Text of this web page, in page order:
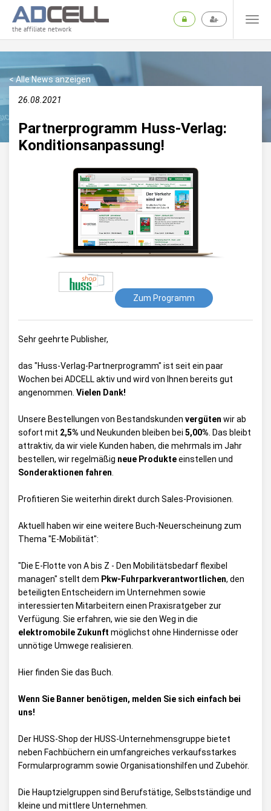
the affiliate network
< Alle News anzeigen
26.08.2021
Partnerprogramm Huss-Verlag:
Konditionsanpassung!
Zum Programm
Sehr geehrte Publisher,
das "Huss-Verlag-Partnerprogramm" ist seit ein paar
Wochen bei ADCELL aktiv und wird von Ihnen bereits gut
angenommen. Vielen Dank!
Unsere Bestellungen von Bestandskunden vergüten wir ab
sofort mit 2,5% und Neukunden bleiben bei 5,00% . Das bleibt
attraktiv, da wir viele Kunden haben, die mehrmals im Jahr
bestellen, wir regelmäßig neue Produkteeinstellen und
Sonderaktionen fahren
Profitieren Sie weiterhin direkt durch Sales-Provisionen.
Aktuell haben wir eine weitere Buch-Neuerscheinung zum
Thema "E-Mobilität":
"Die E-Flotte von A bis Z - Den Mobilitätsbedarf flexibel
managen" stellt dem Pkw-Fuhrparkverantwortlichen, den
beteiligten Entscheidern im Unternehmen sowie
interessierten Mitarbeitern einen Praxisratgeber zur
Verfügung. Sie erfahren, wie sie den Weg in die
elektromobile Zukunft möglichst ohne Hindernisse oder
unnötige Umwege realisieren.
Hier finden Sie das Buch.
Wenn Sie Banner benötigen, melden Sie sich einfach bei
uns!
Der HUSS-Shop der HUSS-Unternehmensgruppe bietet
neben Fachbüchern ein umfangreiches verkaufsstarkes
Formularprogramm sowie Organisationshilfen und Zubehör.
Die Hauptzielgruppen sind Berufstätige, Selbstständige und
kleine und mittlere Unternehmen.